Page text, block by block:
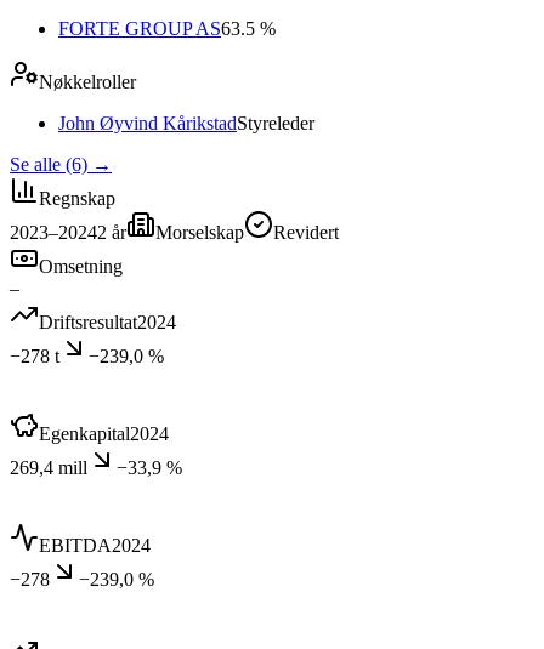
FORTE GROUP AS63.5 %
Nøkkelroller
John Øyvind KårikstadStyreleder
Se alle (6) →
Regnskap
2023–20242 år Morselskap
Revidert
Omsetning
–
Driftsresultat2024
−278 t
−239,0 %
Egenkapital2024
269,4 mill
−33,9 %
EBITDA2024
−278
−239,0 %